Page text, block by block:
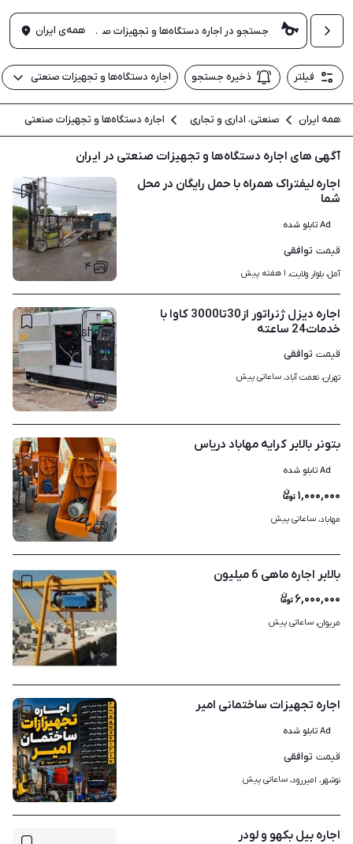
همه‌ی ایران
فیلتر ذخیره جستجو اجاره دستگاه‌ها و تجهیزات صنعتی
همه ایران صنعتی، اداری و تجاری اجاره دستگاه‌ها و تجهیزات صنعتی
آگهی های اجاره دستگاه‌ها و تجهیزات صنعتی در ایران
۴
اجاره لیفتراک همراه با حمل رایگان در محل
شما
Ad تابلو شده
قیمت توافقی
آمل، بلوار ولایت، ۱ هفته پیش
۸
اجاره دیزل ژنراتور از30تا3000 کاوا با
خدمات24 ساعته
قیمت توافقی
تهران، نعمت آباد، ساعاتی پیش
۳
بتونر بالابر کرایه مهاباد دریاس
Ad تابلو شده
۱,۰۰۰,۰۰۰
مهاباد، ساعاتی پیش
۱
بالابر اجاره ماهی 6 میلیون
۶,۰۰۰,۰۰۰
مریوان، ساعاتی پیش
۷
اجاره تجهیزات ساختمانی امیر
Ad تابلو شده
قیمت توافقی
نوشهر، امیررود، ساعاتی پیش
اجاره بیل بکهو و لودر